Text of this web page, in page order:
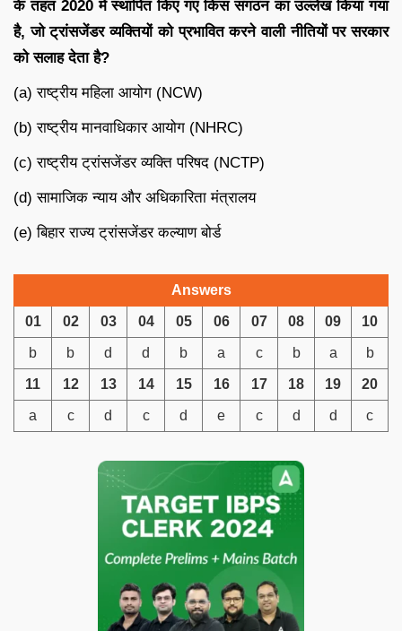
के तहत 2020 में स्थापित किए गए किस संगठन का उल्लेख किया गया
है, जो ट्रांसजेंडर व्यक्तियों को प्रभावित करने वाली नीतियों पर सरकार
को सलाह देता है?
(a) राष्ट्रीय महिला आयोग (NCW)
(b) राष्ट्रीय मानवाधिकार आयोग (NHRC)
(c) राष्ट्रीय ट्रांसजेंडर व्यक्ति परिषद (NCTP)
(d) सामाजिक न्याय और अधिकारिता मंत्रालय
(e) बिहार राज्य ट्रांसजेंडर कल्याण बोर्ड
Answers
01 02 03 04 05 06 07 08 09 10
b b d d b a c b a b
11 12 13 14 15 16 17 18 19 20
a c d c d e c d d c